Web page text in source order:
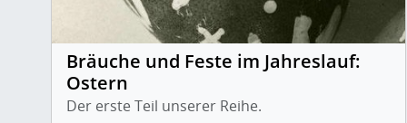
Bräuche und Feste im Jahreslauf:
Ostern
Der erste Teil unserer Reihe.